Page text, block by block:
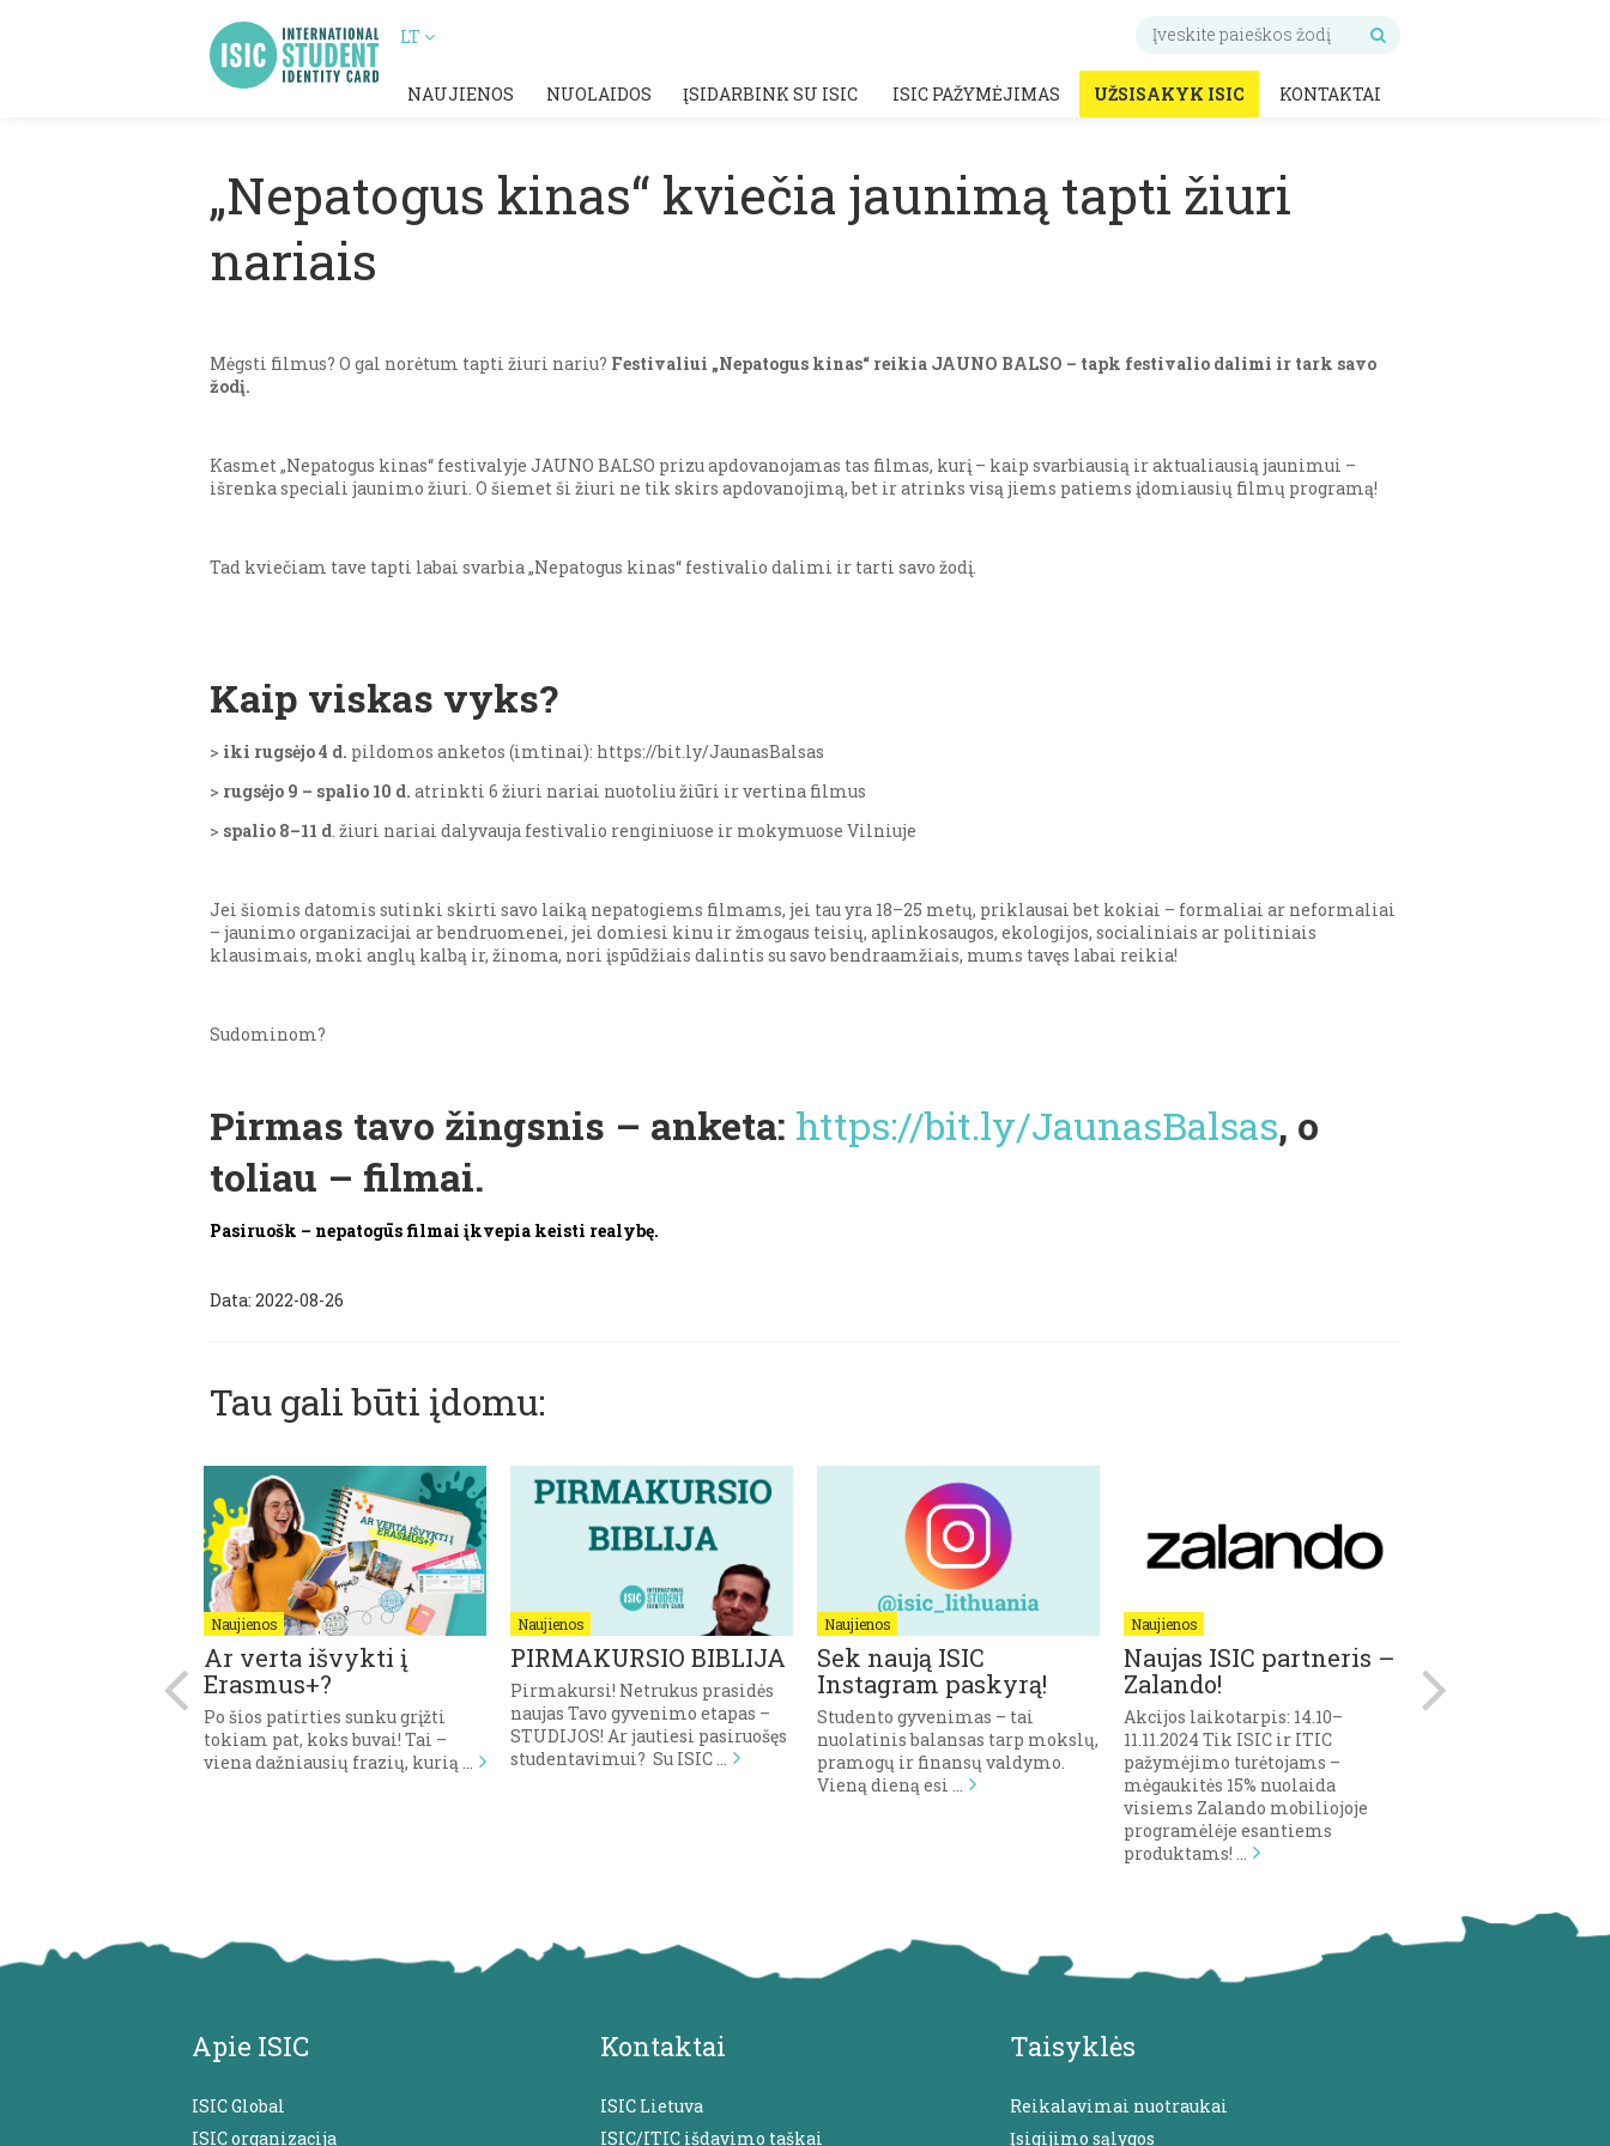
LT
NAUJIENOS NUOLAIDOS ĮSIDARBINK SU ISIC ISIC PAŽYMĖJIMAS UŽSISAKYK ISIC KONTAKTAI
„Nepatogus kinas“ kviečia jaunimą tapti žiuri
nariais
Mėgsti filmus? O gal norėtum tapti žiuri nariu? Festivaliui „Nepatogus kinas“ reikia JAUNO BALSO – tapk festivalio dalimi ir tark savo
žodį.
Kasmet „Nepatogus kinas“ festivalyje JAUNO BALSO prizu apdovanojamas tas filmas, kurį – kaip svarbiausią ir aktualiausią jaunimui –
išrenka speciali jaunimo žiuri. O šiemet ši žiuri ne tik skirs apdovanojimą, bet ir atrinks visą jiems patiems įdomiausių filmų programą!
Tad kviečiam tave tapti labai svarbia „Nepatogus kinas“ festivalio dalimi ir tarti savo žodį.
Kaip viskas vyks?
> iki rugsėjo 4 d. pildomos anketos (imtinai): https://bit.ly/JaunasBalsas
> rugsėjo 9 – spalio 10 d. atrinkti 6 žiuri nariai nuotoliu žiūri ir vertina filmus
> spalio 8–11 d. žiuri nariai dalyvauja festivalio renginiuose ir mokymuose Vilniuje
Jei šiomis datomis sutinki skirti savo laiką nepatogiems filmams, jei tau yra 18–25 metų, priklausai bet kokiai – formaliai ar neformaliai
– jaunimo organizacijai ar bendruomenei, jei domiesi kinu ir žmogaus teisių, aplinkosaugos, ekologijos, socialiniais ar politiniais
klausimais, moki anglų kalbą ir, žinoma, nori įspūdžiais dalintis su savo bendraamžiais, mums tavęs labai reikia!
Sudominom?
Pirmas tavo žingsnis – anketa: https://bit.ly/JaunasBalsas, o
toliau – filmai.
Pasiruošk – nepatogūs filmai įkvepia keisti realybę.
Data: 2022-08-26
Tau gali būti įdomu:
Naujienos
Ar verta išvykti į
Erasmus+?
Po šios patirties sunku grįžti
tokiam pat, koks buvai! Tai –
viena dažniausių frazių, kurią …
Naujienos
PIRMAKURSIO BIBLIJA
Pirmakursi! Netrukus prasidės
naujas Tavo gyvenimo etapas –
STUDIJOS! Ar jautiesi pasiruošęs
studentavimui? Su ISIC …
Naujienos
Sek naują ISIC
Instagram paskyrą!
Studento gyvenimas – tai
nuolatinis balansas tarp mokslų,
pramogų ir finansų valdymo.
Vieną dieną esi …
Naujienos
Naujas ISIC partneris –
Zalando!
Akcijos laikotarpis: 14.10–
11.11.2024 Tik ISIC ir ITIC
pažymėjimo turėtojams –
mėgaukitės 15% nuolaida
visiems Zalando mobiliojoje
programėlėje esantiems
produktams! …
MUGĖ kviečia
ISIC’iečius!
Apie ISIC
ISIC Global
ISIC organizacija
Kontaktai
ISIC Lietuva
ISIC/ITIC išdavimo taškai
Taisyklės
Reikalavimai nuotraukai
Įsigijimo sąlygos